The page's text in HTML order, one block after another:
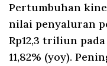
Pertumbuhan
nilai penyaluran
Rp12,3 triliun
11,82% (yoy).